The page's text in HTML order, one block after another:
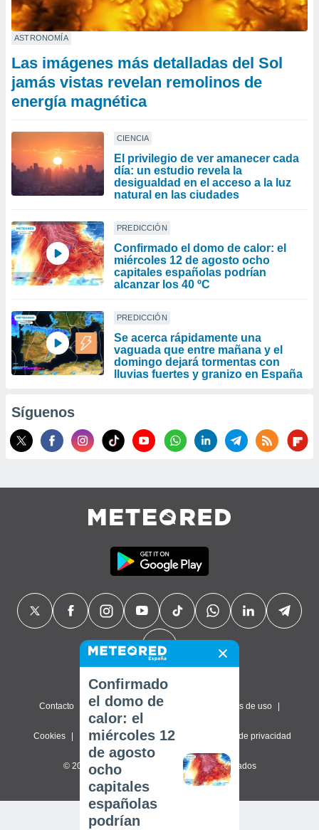
ASTRONOMÍA
Las imágenes más detalladas del Sol
jamás vistas revelan remolinos de
energía magnética
CIENCIA
El privilegio de ver amanecer cada
día: un estudio revela la
desigualdad en el acceso a la luz
natural en las ciudades
PREDICCIÓN
Confirmado el domo de calor: el
miércoles 12 de agosto ocho
capitales españolas podrían
alcanzar los 40 ºC
PREDICCIÓN
Se acerca rápidamente una
vaguada que entre mañana y el
domingo dejará tormentas con
lluvias fuertes y granizo en España
Síguenos
Contacto Sobre nosotros Términos de uso
Cookies Política de privacidad Configuración de privacidad
© 2026 Meteored. Todos los derechos reservados
Confirmado
el domo de
calor: el
miércoles 12
de agosto
ocho
capitales
españolas
podrían